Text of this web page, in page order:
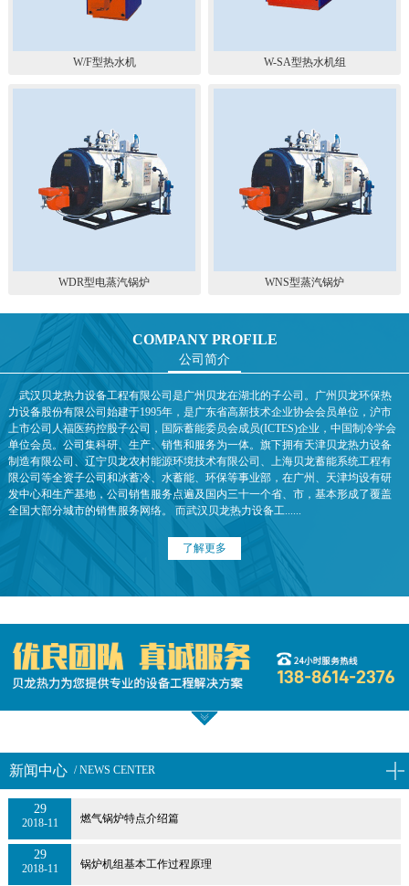
W/F型热水机 W-SA型热水机组
WDR型电蒸汽锅炉 WNS型蒸汽锅炉
COMPANY PROFILE
公司简介
武汉贝龙热力设备工程有限公司是广州贝龙在湖北的子公司。广州贝龙环保热
力设备股份有限公司始建于1995年，是广东省高新技术企业协会会员单位，沪市
上市公司人福医药控股子公司，国际蓄能委员会成员(ICTES)企业，中国制冷学会
单位会员。公司集科研、生产、销售和服务为一体。旗下拥有天津贝龙热力设备
制造有限公司、辽宁贝龙农村能源环境技术有限公司、上海贝龙蓄能系统工程有
限公司等全资子公司和冰蓄冷、水蓄能、环保等事业部，在广州、天津均设有研
发中心和生产基地，公司销售服务点遍及国内三十一个省、市，基本形成了覆盖
全国大部分城市的销售服务网络。 而武汉贝龙热力设备工......
了解更多
新闻中心 / NEWS CENTER
29
2018-11 燃气锅炉特点介绍篇
29
2018-11 锅炉机组基本工作过程原理